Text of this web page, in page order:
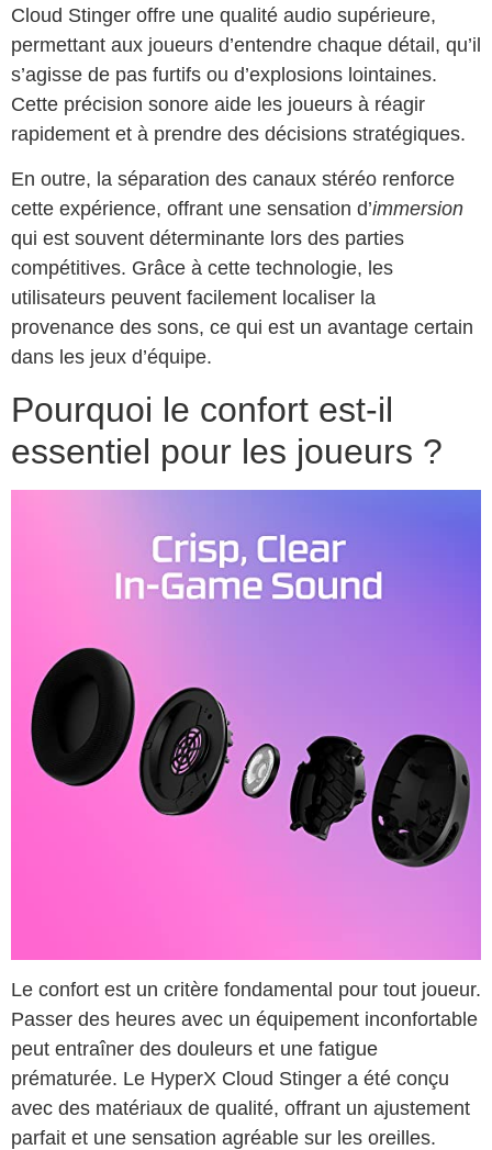
Cloud Stinger offre une qualité audio supérieure,
permettant aux joueurs d’entendre chaque détail, qu’il
s’agisse de pas furtifs ou d’explosions lointaines.
Cette précision sonore aide les joueurs à réagir
rapidement et à prendre des décisions stratégiques.
En outre, la séparation des canaux stéréo renforce
cette expérience, offrant une sensation d’immersion
qui est souvent déterminante lors des parties
compétitives. Grâce à cette technologie, les
utilisateurs peuvent facilement localiser la
provenance des sons, ce qui est un avantage certain
dans les jeux d’équipe.
Pourquoi le confort est-il
essentiel pour les joueurs ?
Le confort est un critère fondamental pour tout joueur.
Passer des heures avec un équipement inconfortable
peut entraîner des douleurs et une fatigue
prématurée. Le HyperX Cloud Stinger a été conçu
avec des matériaux de qualité, offrant un ajustement
parfait et une sensation agréable sur les oreilles.